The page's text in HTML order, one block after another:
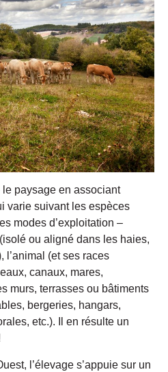
paysage en associant
varie suivant les espèces
modes d’exploitation –
ou aligné dans les haies,
l’animal (et ses races
canaux, mares,
murs, terrasses ou bâtiments
bergeries, hangars,
etc.). Il en résulte un
l’élevage s’appuie sur un